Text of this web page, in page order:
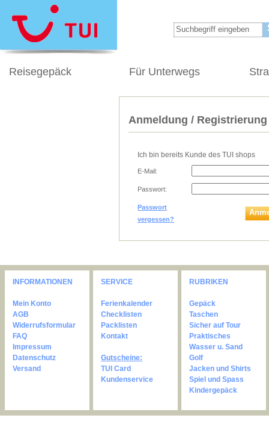
Reisegepäck Für Unterwegs
Anmeldung / Registrierung
Ich bin bereits Kunde des TUI shops
E-Mail:
Passwort:
Passwort
vergessen?
INFORMATIONEN
Mein Konto
AGB
Widerrufsformular
FAQ
Impressum
Datenschutz
Versand
SERVICE
Ferienkalender
Checklisten
Packlisten
Kontakt
Gutscheine:
TUI Card
Kundenservice
RUBRIKEN
Gepäck
Taschen
Sicher auf Tour
Praktisches
Wasser u. Sand
Golf
Jacken und Shirts
Spiel und Spass
Kindergepäck